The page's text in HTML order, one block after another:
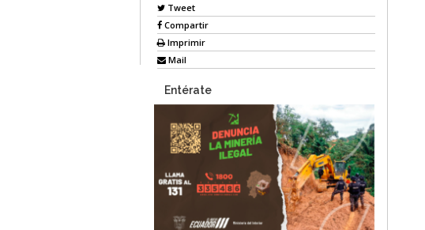
Tweet
Compartir
Imprimir
Mail
Entérate